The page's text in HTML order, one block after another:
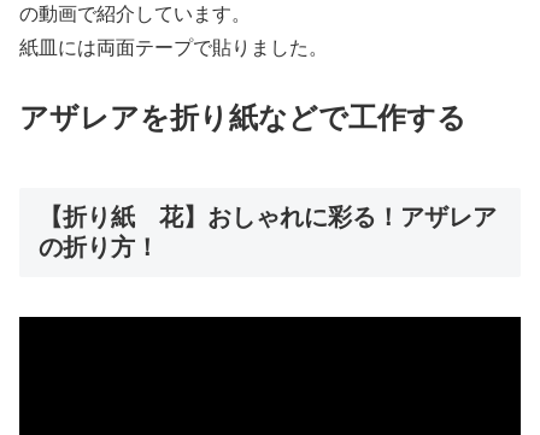
の動画で紹介しています。
紙皿には両面テープで貼りました。
アザレアを折り紙などで工作する
【折り紙 花】おしゃれに彩る！アザレア
の折り方！